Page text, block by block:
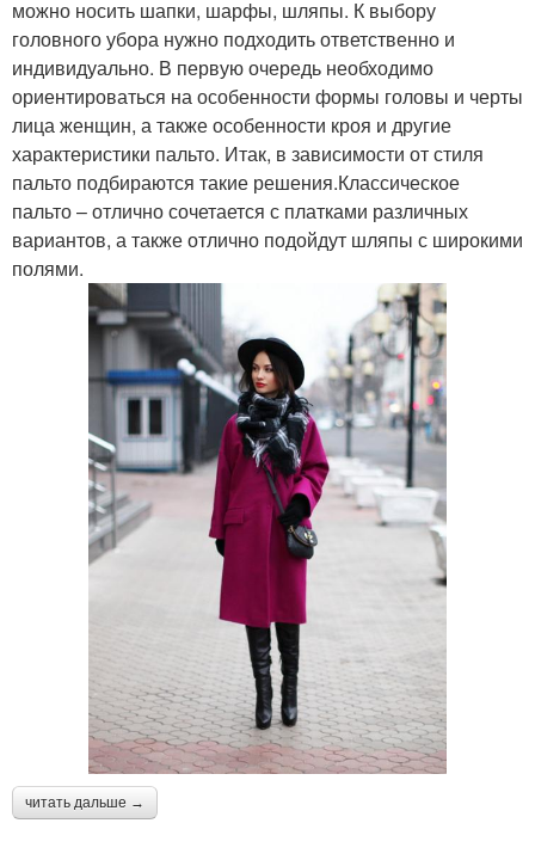
можно носить шапки, шарфы, шляпы. К выбору
головного убора нужно подходить ответственно и
индивидуально. В первую очередь необходимо
ориентироваться на особенности формы головы и черты
лица женщин, а также особенности кроя и другие
характеристики пальто. Итак, в зависимости от стиля
пальто подбираются такие решения.Классическое
пальто – отлично сочетается с платками различных
вариантов, а также отлично подойдут шляпы с широкими
полями.
читать дальше →